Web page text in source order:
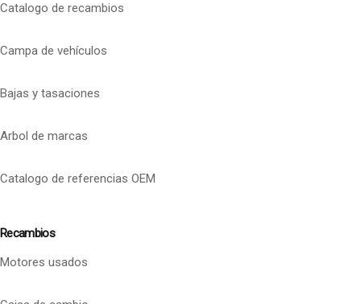
Catalogo de recambios
Campa de vehículos
Bajas y tasaciones
Arbol de marcas
Catalogo de referencias OEM
Recambios
Motores usados